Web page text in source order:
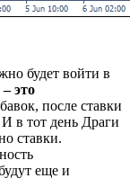
будет войти в
это
после ставки
в тот день Драги
ставки.
еще и